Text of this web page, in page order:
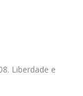
Liberdade e